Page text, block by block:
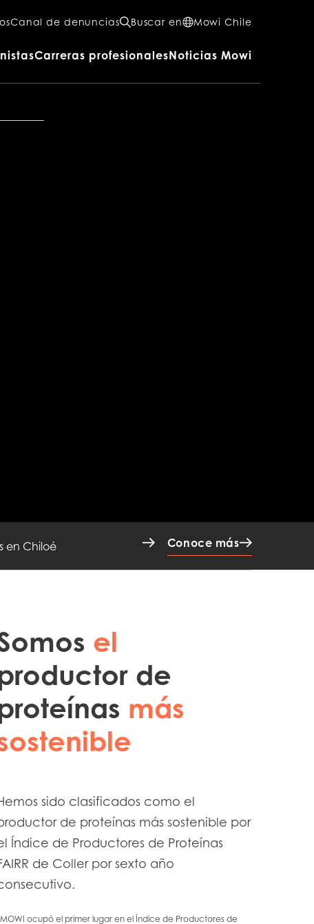
Canal de denuncias Buscar en Mowi Chile
Carreras profesionalesNoticias Mowi
Chiloé
en Chiloé Conoce más
en Chiloé Conoce más
a sus instalaciones
el
de
más
sido clasificados como el
de proteínas más sostenible por
Índice de Productores de Proteínas
de Coller por sexto año
ocupó el primer lugar en el Índice de Productores de